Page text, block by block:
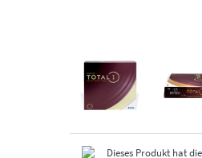
Dieses Produkt hat